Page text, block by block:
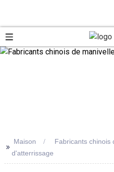
>>
Maison
Fabricants chinois
d'atterrissage